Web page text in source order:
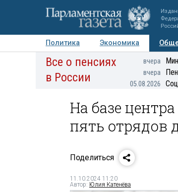
Политика Экономика
Авторы Персоны Мнения
Все о пенсиях
в России
вчера
вчера
05.08.2026
На базе
пять отрядов
Поделиться
11.10.2024 11:20
Автор: Юлия Катенёва